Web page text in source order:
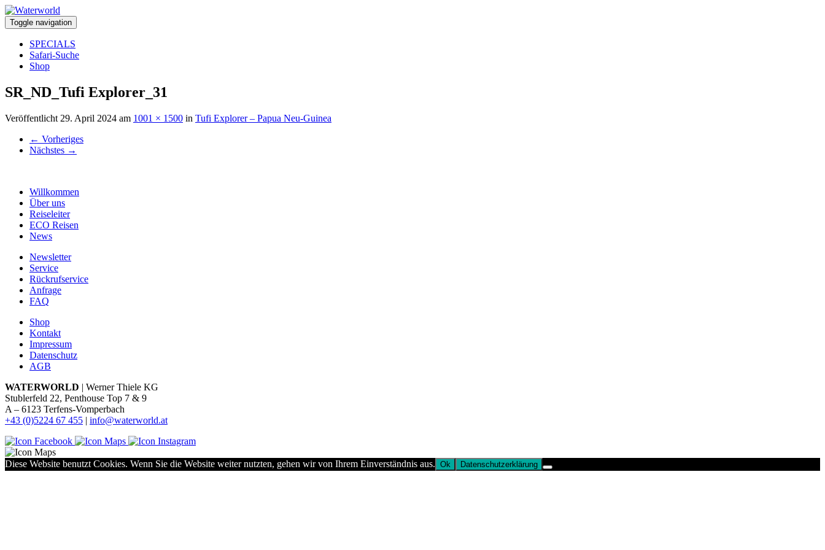
Toggle navigation
SPECIALS
Safari-Suche
Shop
SR_ND_Tufi Explorer_31
Veröffentlicht 29. April 2024 am 1001 × 1500 in Tufi Explorer – Papua Neu-Guinea
← Vorheriges
Nächstes →
Willkommen
Über uns
Reiseleiter
ECO Reisen
News
Newsletter
Service
Rückrufservice
Anfrage
FAQ
Shop
Kontakt
Impressum
Datenschutz
AGB
WATERWORLD | Werner Thiele KG
Stublerfeld 22, Penthouse Top 7 & 9
A – 6123 Terfens-Vomperbach
+43 (0)5224 67 455 | info@waterworld.at
Diese Website benutzt Cookies. Wenn Sie die Website weiter nutzten, gehen wir von Ihrem Einverständnis aus. Ok Datenschutzerklärung